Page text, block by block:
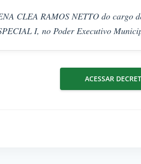
CLEA RAMOS NETTO do cargo
I, no Poder Executivo
ACESSAR